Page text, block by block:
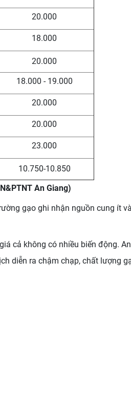
20.000
18.000
20.000
18.000 - 19.000
20.000
20.000
23.000
10.750-10.850
An Giang)
gạo ghi nhận nguồn cung ít
cả không có nhiều biến động.
diễn ra chậm chạp, chất lượng